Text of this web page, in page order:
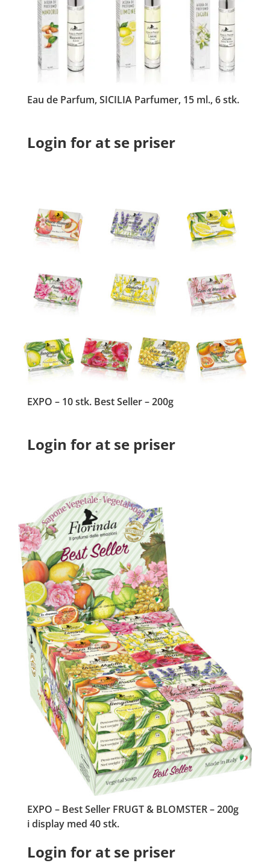
Eau de Parfum, SICILIA Parfumer, 15 ml., 6 stk.
Login for at se priser
EXPO – 10 stk. Best Seller – 200g
Login for at se priser
EXPO – Best Seller FRUGT & BLOMSTER – 200g
i display med 40 stk.
Login for at se priser